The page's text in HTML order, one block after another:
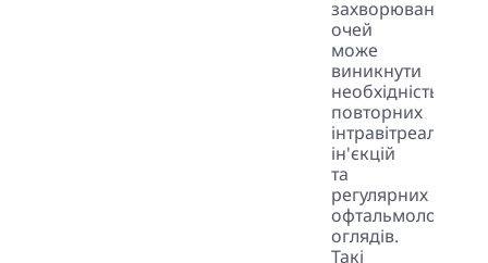
захворюваннями
очей
може
виникнути
необхідність
повторних
інтравітреальних
ін'єкцій
та
регулярних
офтальмологічних
оглядів.
Такі